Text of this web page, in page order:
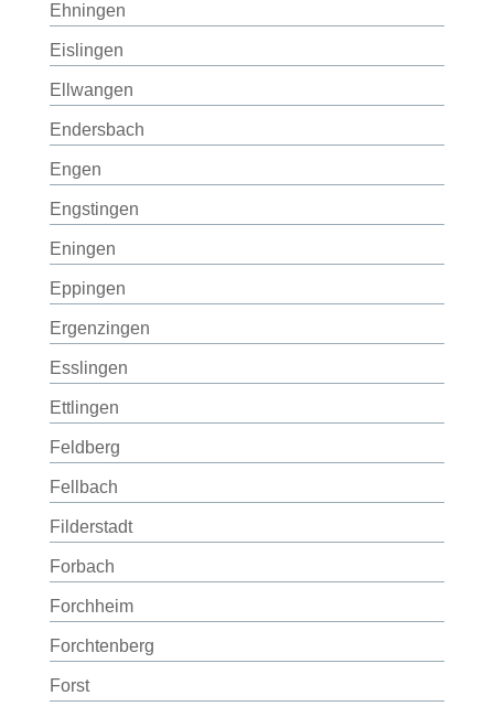
Ehningen
Eislingen
Ellwangen
Endersbach
Engen
Engstingen
Eningen
Eppingen
Ergenzingen
Esslingen
Ettlingen
Feldberg
Fellbach
Filderstadt
Forbach
Forchheim
Forchtenberg
Forst